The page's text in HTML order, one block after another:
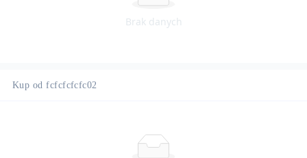
Brak danych
Kup od fcfcfcfcfc02